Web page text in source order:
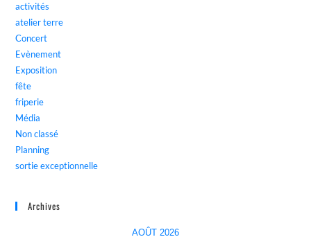
activités
atelier terre
Concert
Evènement
Exposition
fête
friperie
Média
Non classé
Planning
sortie exceptionnelle
Archives
AOÛT 2026